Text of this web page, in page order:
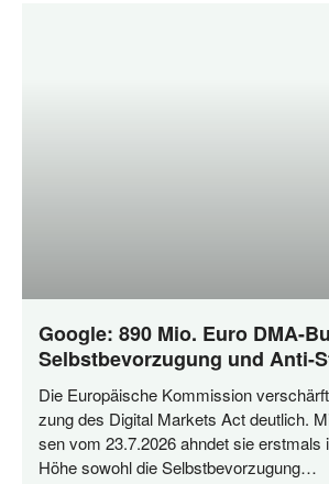
Google: 890 Mio. Euro DMA-
Selbstbevorzugung und Anti-
Die Euro­päi­sche Kom­mis­si­on
zung des Digi­tal Mar­kets Act deut­lich.
sen vom 23.7.2026 ahn­det sie erst­mals
Höhe sowohl die Selbstbevorzugung…